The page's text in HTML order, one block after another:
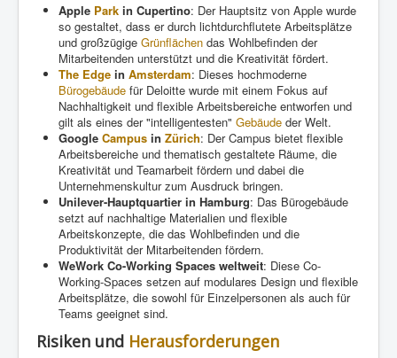
Apple Park in Cupertino: Der Hauptsitz von Apple wurde
so gestaltet, dass er durch lichtdurchflutete Arbeitsplätze
und großzügige Grünflächen das Wohlbefinden der
Mitarbeitenden unterstützt und die Kreativität fördert.
The Edge in Amsterdam: Dieses hochmoderne
Bürogebäude für Deloitte wurde mit einem Fokus auf
Nachhaltigkeit und flexible Arbeitsbereiche entworfen und
gilt als eines der "intelligentesten" Gebäude der Welt.
Google Campus in Zürich: Der Campus bietet flexible
Arbeitsbereiche und thematisch gestaltete Räume, die
Kreativität und Teamarbeit fördern und dabei die
Unternehmenskultur zum Ausdruck bringen.
Unilever-Hauptquartier in Hamburg: Das Bürogebäude
setzt auf nachhaltige Materialien und flexible
Arbeitskonzepte, die das Wohlbefinden und die
Produktivität der Mitarbeitenden fördern.
WeWork Co-Working Spaces weltweit: Diese Co-
Working-Spaces setzen auf modulares Design und flexible
Arbeitsplätze, die sowohl für Einzelpersonen als auch für
Teams geeignet sind.
Risiken und Herausforderungen